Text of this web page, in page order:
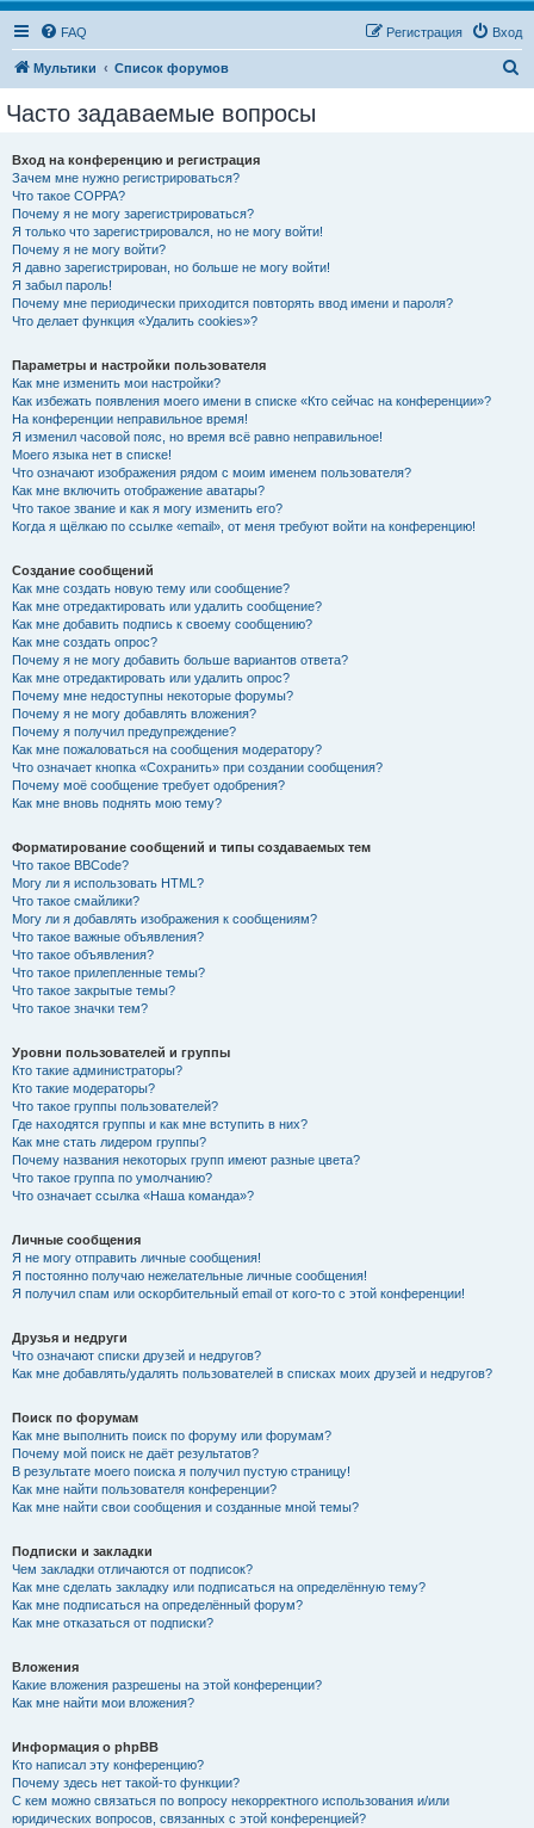
FAQ Вход
Регистрация
Мультики Список форумов
Часто задаваемые вопросы
Вход на конференцию и регистрация
Зачем мне нужно регистрироваться?
Что такое COPPA?
Почему я не могу зарегистрироваться?
Я только что зарегистрировался, но не могу войти!
Почему я не могу войти?
Я давно зарегистрирован, но больше не могу войти!
Я забыл пароль!
Почему мне периодически приходится повторять ввод имени и пароля?
Что делает функция «Удалить cookies»?
Параметры и настройки пользователя
Как мне изменить мои настройки?
Как избежать появления моего имени в списке «Кто сейчас на конференции»?
На конференции неправильное время!
Я изменил часовой пояс, но время всё равно неправильное!
Моего языка нет в списке!
Что означают изображения рядом с моим именем пользователя?
Как мне включить отображение аватары?
Что такое звание и как я могу изменить его?
Когда я щёлкаю по ссылке «email», от меня требуют войти на конференцию!
Создание сообщений
Как мне создать новую тему или сообщение?
Как мне отредактировать или удалить сообщение?
Как мне добавить подпись к своему сообщению?
Как мне создать опрос?
Почему я не могу добавить больше вариантов ответа?
Как мне отредактировать или удалить опрос?
Почему мне недоступны некоторые форумы?
Почему я не могу добавлять вложения?
Почему я получил предупреждение?
Как мне пожаловаться на сообщения модератору?
Что означает кнопка «Сохранить» при создании сообщения?
Почему моё сообщение требует одобрения?
Как мне вновь поднять мою тему?
Форматирование сообщений и типы создаваемых тем
Что такое BBCode?
Могу ли я использовать HTML?
Что такое смайлики?
Могу ли я добавлять изображения к сообщениям?
Что такое важные объявления?
Что такое объявления?
Что такое прилепленные темы?
Что такое закрытые темы?
Что такое значки тем?
Уровни пользователей и группы
Кто такие администраторы?
Кто такие модераторы?
Что такое группы пользователей?
Где находятся группы и как мне вступить в них?
Как мне стать лидером группы?
Почему названия некоторых групп имеют разные цвета?
Что такое группа по умолчанию?
Что означает ссылка «Наша команда»?
Личные сообщения
Я не могу отправить личные сообщения!
Я постоянно получаю нежелательные личные сообщения!
Я получил спам или оскорбительный email от кого-то с этой конференции!
Друзья и недруги
Что означают списки друзей и недругов?
Как мне добавлять/удалять пользователей в списках моих друзей и недругов?
Поиск по форумам
Как мне выполнить поиск по форуму или форумам?
Почему мой поиск не даёт результатов?
В результате моего поиска я получил пустую страницу!
Как мне найти пользователя конференции?
Как мне найти свои сообщения и созданные мной темы?
Подписки и закладки
Чем закладки отличаются от подписок?
Как мне сделать закладку или подписаться на определённую тему?
Как мне подписаться на определённый форум?
Как мне отказаться от подписки?
Вложения
Какие вложения разрешены на этой конференции?
Как мне найти мои вложения?
Информация о phpBB
Кто написал эту конференцию?
Почему здесь нет такой-то функции?
С кем можно связаться по вопросу некорректного использования и/или
юридических вопросов, связанных с этой конференцией?